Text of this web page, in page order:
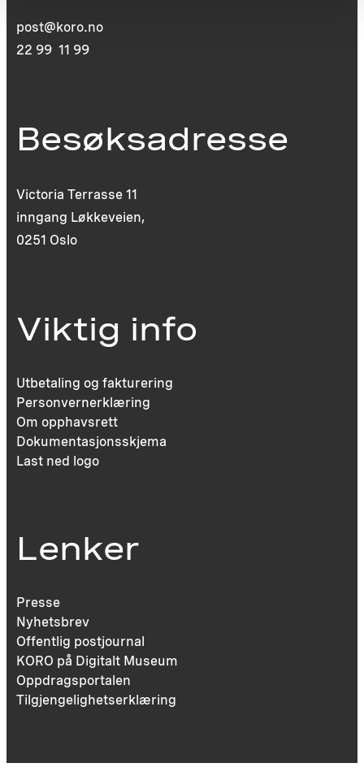
post@koro.no
22 99 11 99
Besøksadresse
Victoria Terrasse 11
inngang Løkkeveien,
0251 Oslo
Viktig info
Utbetaling og fakturering
Personvernerklæring
Om opphavsrett
Dokumentasjonsskjema
Last ned logo
Lenker
Presse
Nyhetsbrev
Offentlig postjournal
KORO på Digitalt Museum
Oppdragsportalen
Tilgjengelighetserklæring